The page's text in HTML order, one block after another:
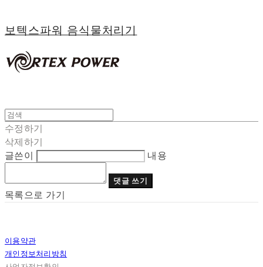
보텍스파워 음식물처리기
수정하기
삭제하기
글쓴이
내용
댓글 쓰기
목록으로 가기
이용약관
개인정보처리방침